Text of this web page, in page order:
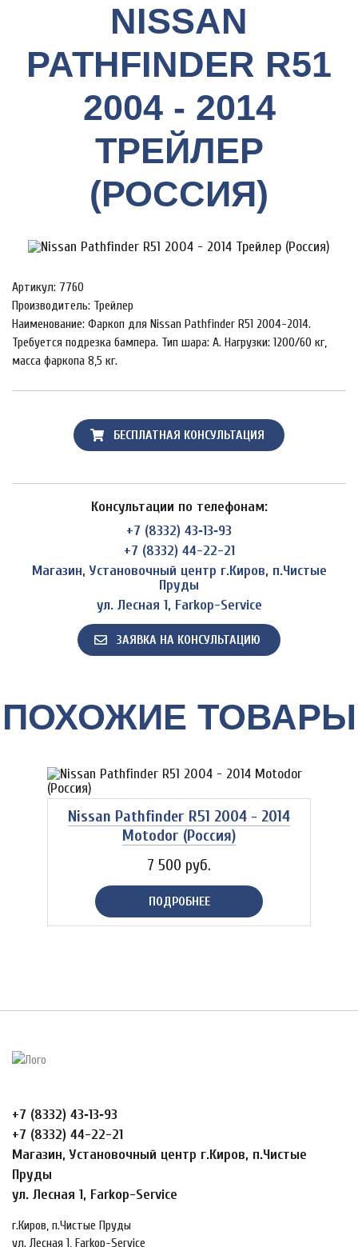
NISSAN
PATHFINDER R51
2004 - 2014
ТРЕЙЛЕР
(РОССИЯ)
Артикул: 7760
Производитель: Трейлер
Наименование: Фаркоп для Nissan Pathfinder R51 2004-2014.
Требуется подрезка бампера. Тип шара: A. Нагрузки: 1200/60 кг,
масса фаркопа 8,5 кг.
БЕСПЛАТНАЯ КОНСУЛЬТАЦИЯ
Консультации по телефонам:
+7 (8332) 43‑13‑93
+7 (8332) 44-22-21
Магазин, Установочный центр г.Киров, п.Чистые
Пруды
ул. Лесная 1, Farkop-Service
ЗАЯВКА НА КОНСУЛЬТАЦИЮ
ПОХОЖИЕ ТОВАРЫ
Nissan Pathfinder R51 2004 - 2014
Motodor (Россия)
7 500 руб.
ПОДРОБНЕЕ
+7 (8332) 43‑13‑93
+7 (8332) 44-22-21
Магазин, Установочный центр г.Киров, п.Чистые
Пруды
ул. Лесная 1, Farkop-Service
г.Киров, п.Чистые Пруды
ул. Лесная 1, Farkop-Service